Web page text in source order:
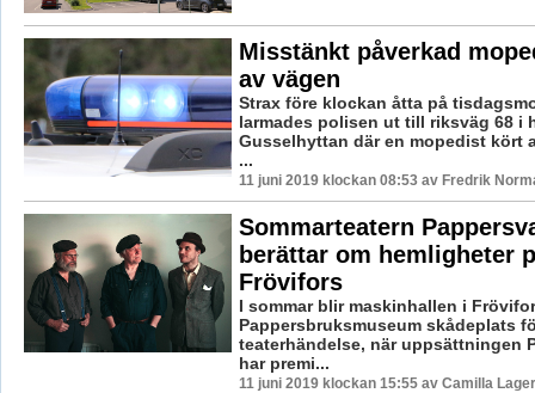
Misstänkt påverkad
av vägen
Strax före klockan åtta på
larmades polisen ut till riksväg 68 i
Gusselhyttan där en mopedist kört
...
11 juni 2019 klockan 08:53 av Fredrik
Sommarteatern
berättar om hemligheter
Frövifors
I sommar blir maskinhallen i
Pappersbruksmuseum skådeplats
teaterhändelse, när uppsättningen
har premi...
11 juni 2019 klockan 15:55 av Camilla